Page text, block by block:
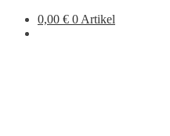
0,00 € 0 Artikel